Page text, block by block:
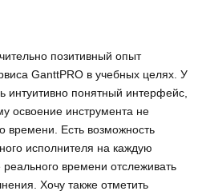
позитивный опыт
GanttPRO в учебных целях. У
интуитивно понятный интерфейс,
освоение инструмента не
времени. Есть возможность
исполнителя на каждую
времени отслеживать
Хочу также отметить